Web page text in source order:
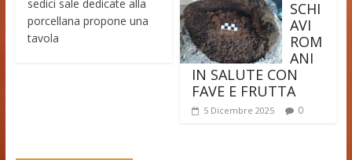
sedici sale dedicate alla
porcellana propone una
tavola
SCHI
AVI
ROM
ANI
IN SALUTE CON
FAVE E FRUTTA
5 Dicembre 2025 0